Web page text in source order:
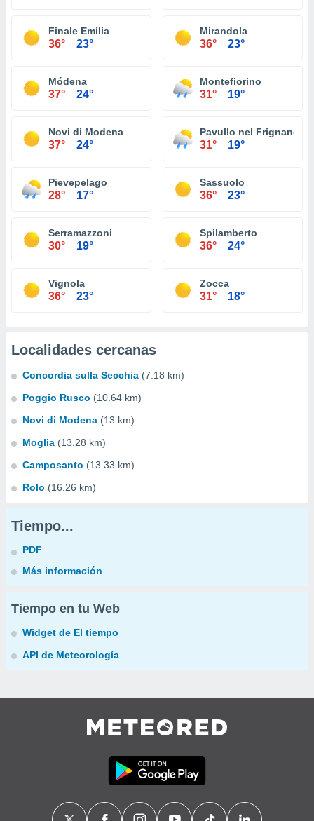
Finale Emilia
36° 23°
Mirandola
36° 23°
Módena
37° 24°
Montefiorino
31° 19°
Novi di Modena
37° 24°
Pavullo nel Frignano
31° 19°
Pievepelago
28° 17°
Sassuolo
36° 23°
Serramazzoni
30° 19°
Spilamberto
36° 24°
Vignola
36° 23°
Zocca
31° 18°
Localidades cercanas
Concordia sulla Secchia (7.18 km)
Poggio Rusco (10.64 km)
Novi di Modena (13 km)
Moglia (13.28 km)
Camposanto (13.33 km)
Rolo (16.26 km)
Tiempo...
PDF
Más información
Tiempo en tu Web
Widget de El tiempo
API de Meteorología